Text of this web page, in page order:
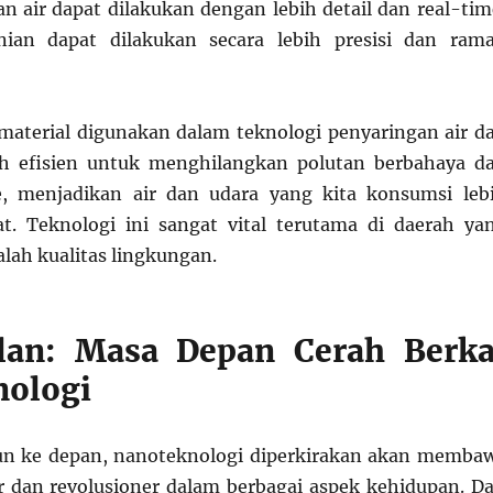
air dapat dilakukan dengan lebih detail dan real-
dapat dilakukan secara lebih presisi dan
digunakan dalam teknologi penyaringan air
efisien untuk menghilangkan polutan berbahaya
menjadikan air dan udara yang kita konsumsi
Teknologi ini sangat vital terutama di daerah
kualitas lingkungan.
Masa Depan Cerah
ke depan, nanoteknologi diperkirakan akan
dan revolusioner dalam berbagai aspek kehidupan.